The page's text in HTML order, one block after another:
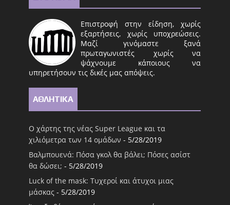
Επιστροφή στην είδηση, χωρίς
εξαρτήσεις, χωρίς υποχρεώσεις.
Μαζί γινόμαστε ξανά
πρωταγωνιστές χωρίς να
ψάχνουμε κάποιους να
υπηρετήσουν τις δικές μας απόψεις.
ΑΘΛΗΤΙΚΑ
Ο χάρτης της νέας Super League και τα
χιλιόμετρα των 14 ομάδων - 5/28/2019
Βαλμπουενά: Πόσα γκολ θα βάλει; Πόσες ασίστ
θα δώσει; - 5/28/2019
Luck of the mask: Τυχεροί και άτυχοι μιας
μάσκας - 5/28/2019